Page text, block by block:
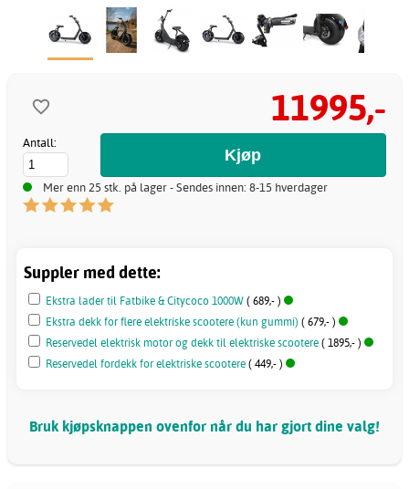
11995,-
Antall:
Mer enn 25 stk. på lager - Sendes innen: 8-15 hverdager
Suppler med dette:
Ekstra lader til Fatbike & Citycoco 1000W ( 689,- )
Ekstra dekk for flere elektriske scootere (kun gummi) ( 679,- )
Reservedel elektrisk motor og dekk til elektriske scootere ( 1895,- )
Reservedel fordekk for elektriske scootere ( 449,- )
Bruk kjøpsknappen ovenfor når du har gjort dine valg!